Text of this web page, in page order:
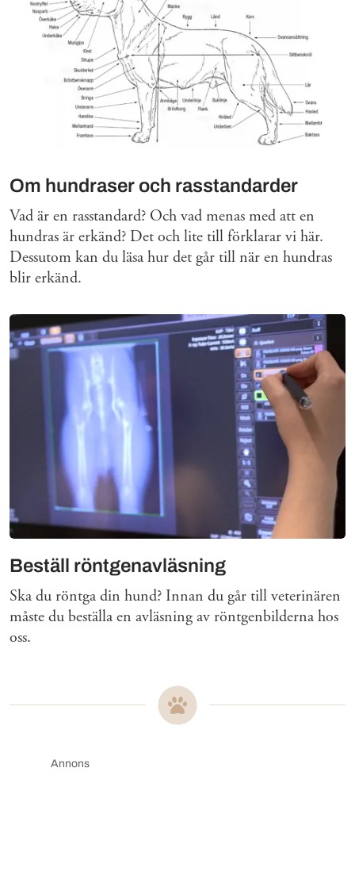
Om hundraser och rasstandarder
Vad är en rasstandard? Och vad menas med att en
hundras är erkänd? Det och lite till förklarar vi här.
Dessutom kan du läsa hur det går till när en hundras
blir erkänd.
Beställ röntgenavläsning
Ska du röntga din hund? Innan du går till veterinären
måste du beställa en avläsning av röntgenbilderna hos
oss.
Annons